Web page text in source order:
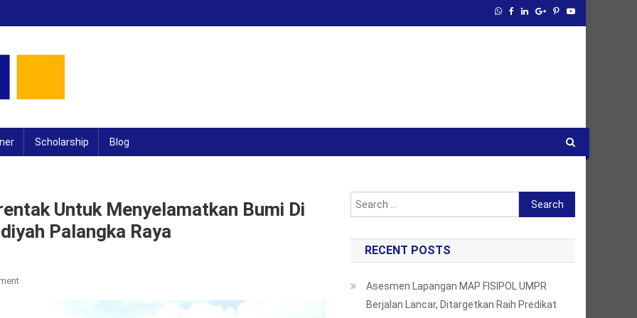
Scholarship Blog
Untuk Menyelamatkan Bumi Di
Palangka Raya
On
Search
for:
RECENT POSTS
Asesmen Lapangan MAP FISIPOL UMPR
Berjalan Lancar, Ditargetkan Raih Predikat